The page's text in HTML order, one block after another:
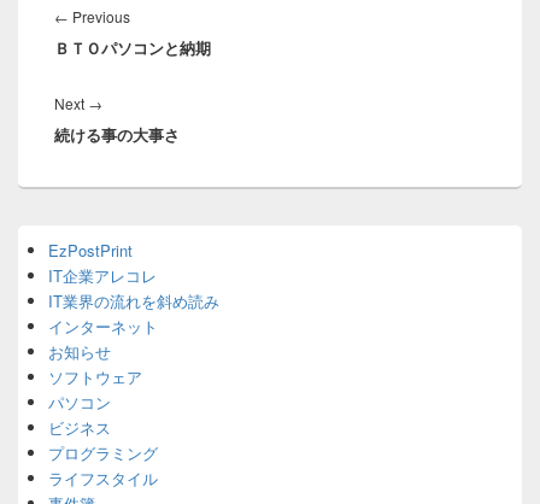
稿
ナ
ゲ
ー
シ
← PreviousPrevious
post:
ＢＴＯパソコンと納期
Next →
post:
続ける事の大事さ
Sidebar
Widget
Area
EzPostPrint
IT企業アレコレ
IT業界の流れを斜め読み
インターネット
お知らせ
ソフトウェア
パソコン
ビジネス
プログラミング
ライフスタイル